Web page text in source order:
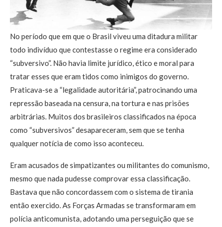
No período que em que o Brasil viveu uma ditadura militar
todo indivíduo que contestasse o regime era considerado
“subversivo”. Não havia limite jurídico, ético e moral para
tratar esses que eram tidos como inimigos do governo.
Praticava-se a “legalidade autoritária”, patrocinando uma
repressão baseada na censura, na tortura e nas prisões
arbitrárias. Muitos dos brasileiros classificados na época
como “subversivos” desapareceram, sem que se tenha
qualquer notícia de como isso aconteceu.
Eram acusados de simpatizantes ou militantes do comunismo,
mesmo que nada pudesse comprovar essa classificação.
Bastava que não concordassem com o sistema de tirania
então exercido. As Forças Armadas se transformaram em
polícia anticomunista, adotando uma perseguição que se